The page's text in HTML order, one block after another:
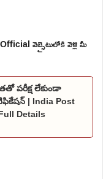
వెబ్సైటులోకి వెళ్లి మీ
పరీక్ష లేకుండా
| India Post
Details